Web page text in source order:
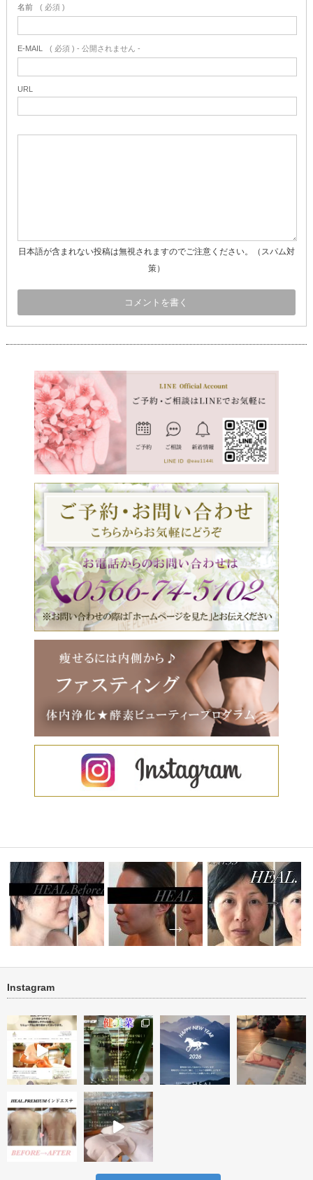
名前 ( 必須 )
E-MAIL ( 必須 ) - 公開されません -
URL
日本語が含まれない投稿は無視されますのでご注意ください。（スパム対
策）
生ビフ
new タラソ再生トリートメントブライダルエステ オーダーメタルミ改善 ハーブトリ
Instagram